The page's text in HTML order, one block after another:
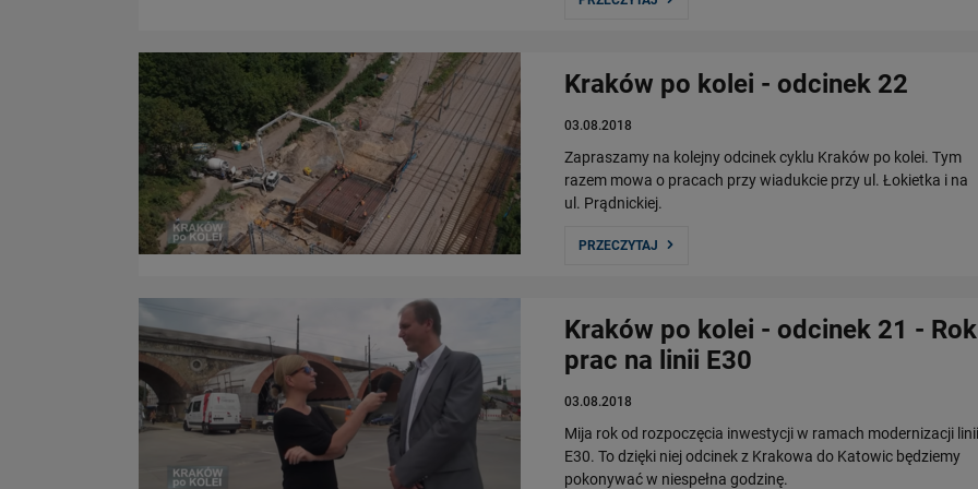
Kraków po kolei - odcinek 22
03.08.2018
Zapraszamy na kolejny odcinek cyklu Kraków po kolei. Tym
razem mowa o pracach przy wiadukcie przy ul. Łokietka i na
ul. Prądnickiej.
PRZECZYTAJ
Kraków po kolei - odcinek 21 - Rok
prac na linii E30
03.08.2018
Mija rok od rozpoczęcia inwestycji w ramach modernizacji linii
E30. To dzięki niej odcinek z Krakowa do Katowic będziemy
pokonywać w niespełna godzinę.